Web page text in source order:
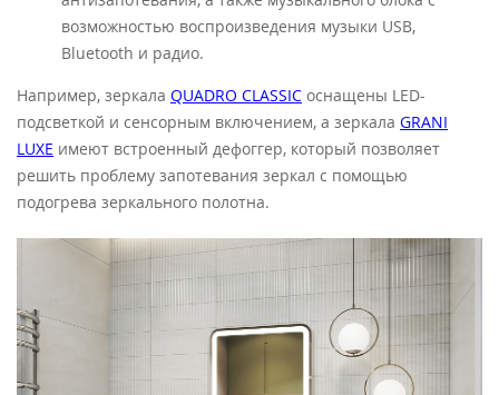
возможностью воспроизведения музыки USB,
Bluetooth и радио.
Например, зеркала QUADRO CLASSIC оснащены LED-
подсветкой и сенсорным включением, а зеркала GRANI
LUXE имеют встроенный дефоггер, который позволяет
решить проблему запотевания зеркал с помощью
подогрева зеркального полотна.